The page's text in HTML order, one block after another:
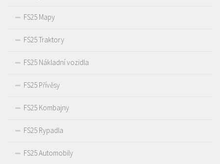
FS25 Mapy
FS25 Traktory
FS25 Nákladní vozidla
FS25 Přívěsy
FS25 Kombajny
FS25 Rypadla
FS25 Automobily